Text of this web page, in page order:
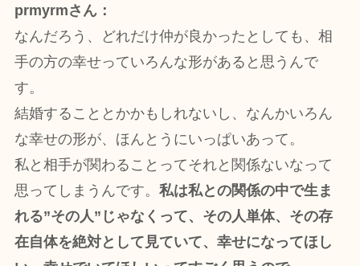
prmyrmさん：
なんだろう、どれだけ仲が良かったとしても、相
手の方の幸せっていろんな形があると思うんで
す。
結婚することとかかもしれないし、なんかいろん
な幸せの形が、ほんとうにいっぱいあって。
私と相手が関わることってそれと関係ないなって
思ってしまうんです。 私は私との関係の中で生ま
れる”その人”じゃなくって、その人単体、その存
在自体を絶対として見ていて、幸せになってほし